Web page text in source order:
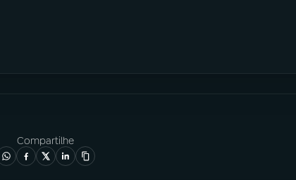
Compartilhe